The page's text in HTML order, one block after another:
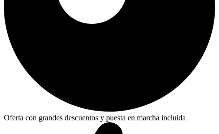
Oferta con grandes descuentos y puesta en marcha incluida